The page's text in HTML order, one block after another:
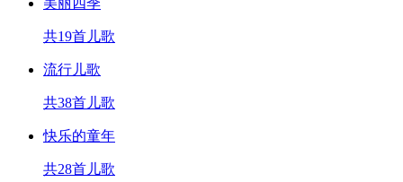
共19首儿歌
流行儿歌
共38首儿歌
快乐的童年
共28首儿歌